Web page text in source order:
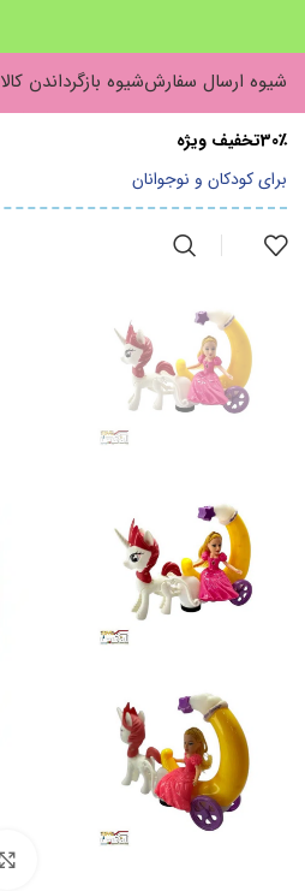
شیوه ارسال سفارششیوه بازگرداندن کالا
30٪تخفیف ویژه
برای کودکان و نوجوانان